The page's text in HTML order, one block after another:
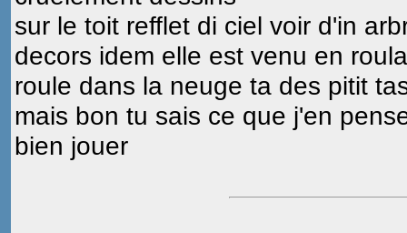
sur le toit refflet di ciel voir d'in
decors idem elle est venu en
roule dans la neuge ta des pitit
mais bon tu sais ce que j'en
bien jouer